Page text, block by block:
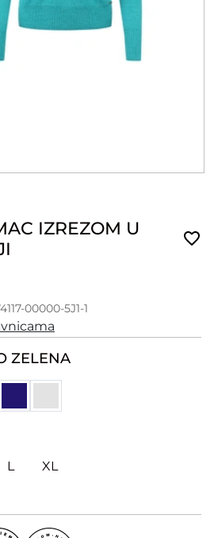
IZREZOM U
00000-5J1-1
ZELENA
L
XL